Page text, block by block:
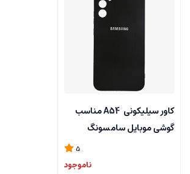
کاور سیلیکونی A54 مناسب
گوشی موبایل سامسونگ
5
ناموجود